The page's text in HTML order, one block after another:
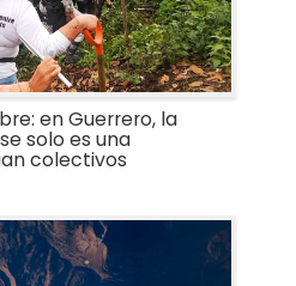
en Guerrero, la
solo es una
colectivos